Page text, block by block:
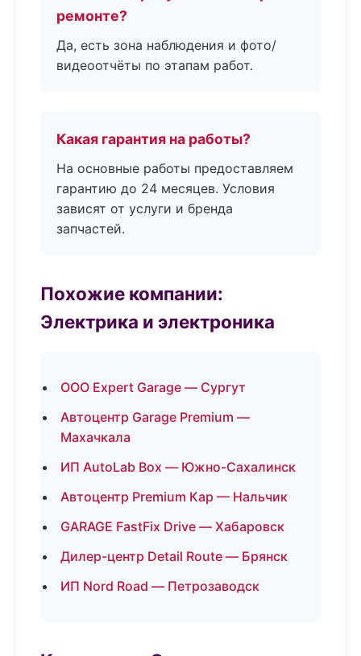
ремонте?
Да, есть зона наблюдения и фото/
видеоотчёты по этапам работ.
Какая гарантия на работы?
На основные работы предоставляем
гарантию до 24 месяцев. Условия
зависят от услуги и бренда
запчастей.
Похожие компании:
Электрика и электроника
ООО Expert Garage — Сургут
Автоцентр Garage Premium —
Махачкала
ИП AutoLab Box — Южно-Сахалинск
Автоцентр Premium Кар — Нальчик
GARAGE FastFix Drive — Хабаровск
Дилер-центр Detail Route — Брянск
ИП Nord Road — Петрозаводск